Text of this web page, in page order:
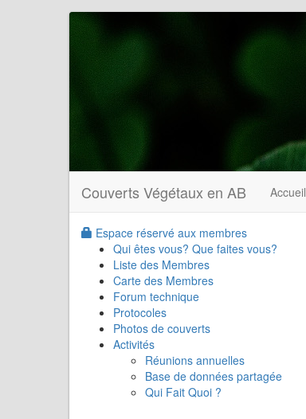
Couverts Végétaux en AB Accueil
Espace réservé aux membres
Qui êtes vous? Que faites vous?
Liste des Membres
Carte des Membres
Forum technique
Protocoles
Photos de couverts
Activités
Réunions annuelles
Base de données partagée
Qui Fait Quoi ?